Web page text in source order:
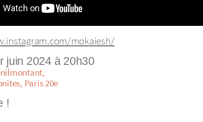
mokaiesh/
juin 2024 à 20h30
Paris 20e
!